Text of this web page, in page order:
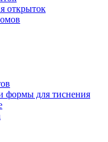
открыток
формы для тиснения